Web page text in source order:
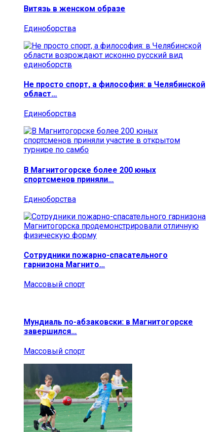
Витязь в женском образе
Единоборства
Не просто спорт, а философия: в Челябинской
област…
Единоборства
В Магнитогорске более 200 юных
спортсменов приняли…
Единоборства
Сотрудники пожарно-спасательного
гарнизона Магнито…
Массовый спорт
Мундиаль по-абзаковски: в Магнитогорске
завершился…
Массовый спорт